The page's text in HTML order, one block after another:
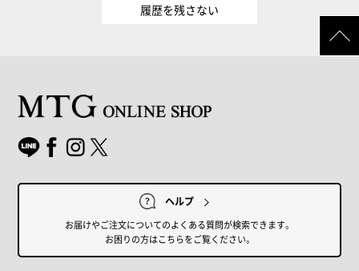
履歴を残さない
ヘルプ
お届けやご注文についてのよくある質問が検索できます。
お困りの方はこちらをご覧ください。